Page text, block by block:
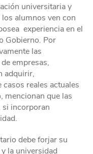
universitaria y
alumnos ven con
experiencia en el
Gobierno. Por
las
empresas,
adquirir,
reales actuales
mencionan que las
si incorporan
debe forjar su
la universidad